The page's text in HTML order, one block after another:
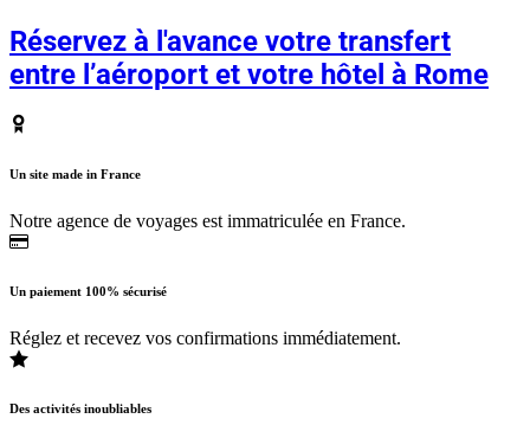
Réservez à l'avance votre transfert
entre l’aéroport et votre hôtel à Rome
Un site made in France
Notre agence de voyages est immatriculée en France.
Un paiement 100% sécurisé
Réglez et recevez vos confirmations immédiatement.
Des activités inoubliables